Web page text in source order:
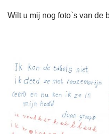
Wilt u mij nog foto`s van de